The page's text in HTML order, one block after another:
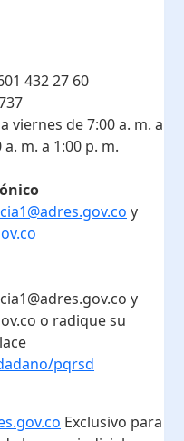
432 27 60
viernes de 7:00 a. m. a
m. a 1:00 p. m.
y
y
o radique su
pqrsd
Exclusivo para